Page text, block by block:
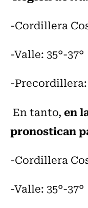
-Cordillera
-Valle: 35°-37°
-Precordillera:
En tanto,en
pronostican
-Cordillera
-Valle: 35°-37°